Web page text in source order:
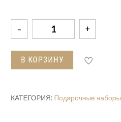
Количество
товара
Набор
шампуров
чехле"КАВКАЗ-
В КОРЗИНУ
КАТЕГОРИЯ: Подарочные наборы